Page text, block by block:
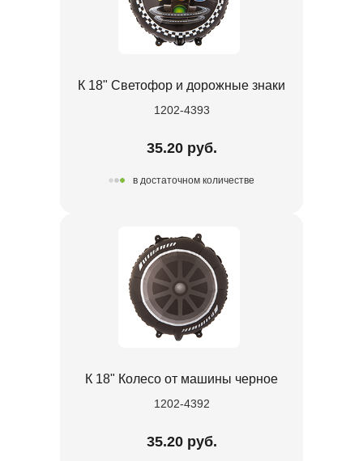
К 18" Светофор и дорожные знаки
1202-4393
35.20 руб.
в достаточном количестве
К 18" Колесо от машины черное
1202-4392
35.20 руб.